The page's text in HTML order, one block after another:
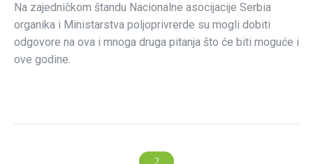
Na zajedničkom štandu Nacionalne asocijacije Serbia
organika i Ministarstva poljoprivrerde su mogli dobiti
odgovore na ova i mnoga druga pitanja što će biti moguće i
ove godine.